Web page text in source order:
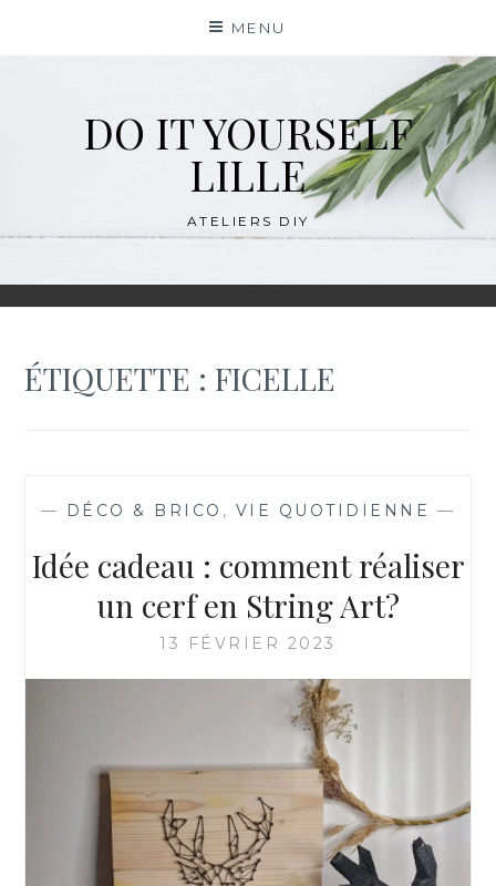
MENU
DO IT YOURSELF
LILLE
ATELIERS DIY
ÉTIQUETTE :FICELLE
— DÉCO & BRICO , VIE QUOTIDIENNE —
Idée cadeau : comment réaliser
un cerf en String Art?
13 FÉVRIER 2023